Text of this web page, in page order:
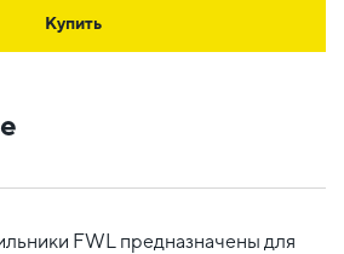
Купить
FWL предназначены для